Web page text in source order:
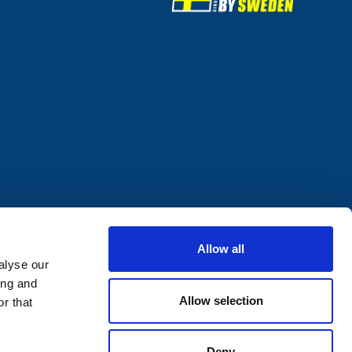
our
and
that
Allow all
Allow selection